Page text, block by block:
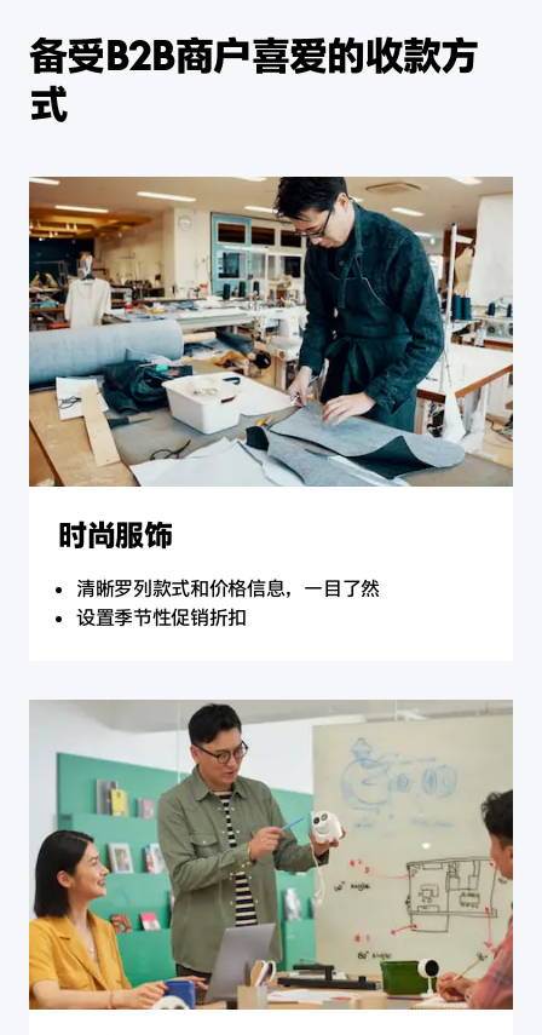
备受B2B商户喜爱的收款方
式
时尚服饰
清晰罗列款式和价格信息，一目了然
设置季节性促销折扣